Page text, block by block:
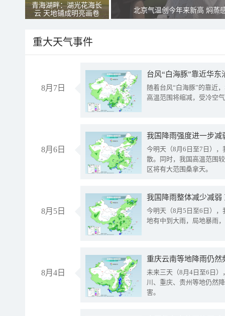
青海湖畔：湖光花海长
云 天地铺成明亮画卷
北京气温创今年来新高 焖蒸
重大天气事件
8月7日
台风“白海豚”靠近华
随着台风“白海豚”的靠近
高温范围将缩减，受冷空
8月6日
今明天（8月6日至7日）
散。同时，我国高温范围
区将有大范围桑拿天。
8月5日
我国降雨整体减少减弱
今明天（8月5日至6日）
地有中到大雨，局地暴雨
8月4日
重庆云南等地降雨仍然
未来三天（8月4日至6日
川、重庆、贵州等地仍然
害。